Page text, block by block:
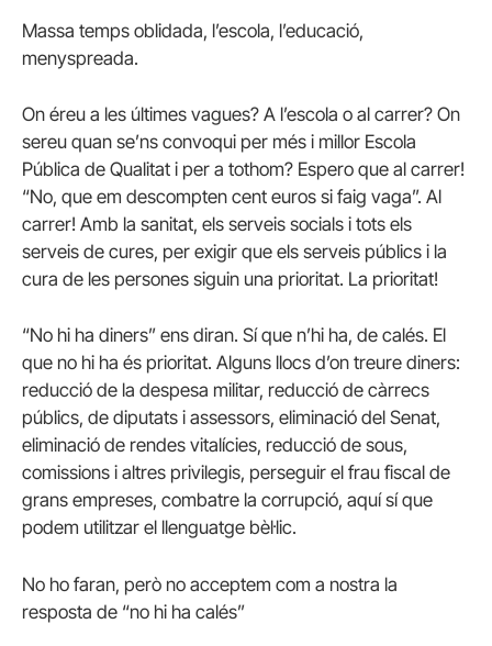
Massa temps oblidada, l’escola, l’educació,
menyspreada.
On éreu a les últimes vagues? A l’escola o al carrer? On
sereu quan se’ns convoqui per més i millor Escola
Pública de Qualitat i per a tothom? Espero que al carrer!
“No, que em descompten cent euros si faig vaga”. Al
carrer! Amb la sanitat, els serveis socials i tots els
serveis de cures, per exigir que els serveis públics i la
cura de les persones siguin una prioritat. La prioritat!
“No hi ha diners” ens diran. Sí que n’hi ha, de calés. El
que no hi ha és prioritat. Alguns llocs d’on treure diners:
reducció de la despesa militar, reducció de càrrecs
públics, de diputats i assessors, eliminació del Senat,
eliminació de rendes vitalícies, reducció de sous,
comissions i altres privilegis, perseguir el frau fiscal de
grans empreses, combatre la corrupció, aquí sí que
podem utilitzar el llenguatge bèl·lic.
No ho faran, però no acceptem com a nostra la
resposta de “no hi ha calés”